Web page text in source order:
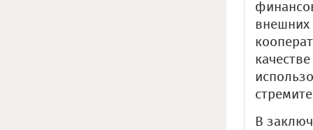
внешних
В